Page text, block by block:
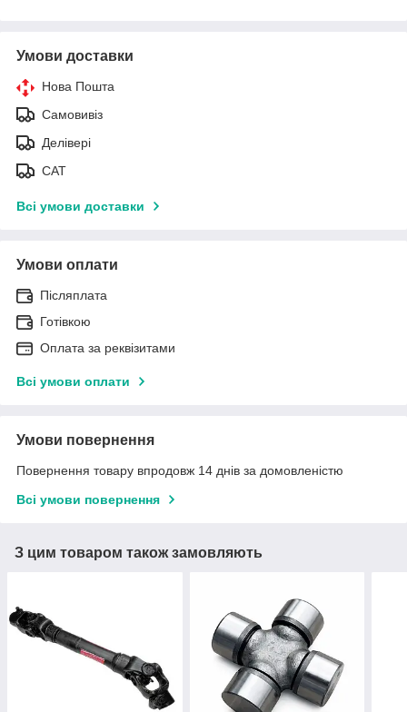
Умови доставки
Нова Пошта
Самовивіз
Делівері
САТ
Всі умови доставки
Умови оплати
Післяплата
Готівкою
Оплата за реквізитами
Всі умови оплати
Умови повернення
Повернення товару впродовж 14 днів за домовленістю
Всі умови повернення
З цим товаром також замовляють